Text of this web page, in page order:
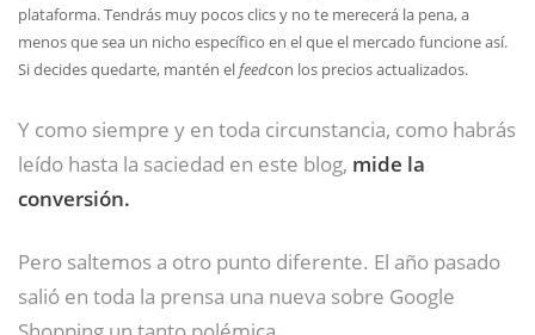
plataforma. Tendrás muy pocos clics y no te merecerá la pena, a
menos que sea un nicho específico en el que el mercado funcione así.
Si decides quedarte, mantén elfeedcon los precios actualizados.
Y como siempre y en toda circunstancia, como habrás
leído hasta la saciedad en este blog, mide la
conversión.
Pero saltemos a otro punto diferente. El año pasado
salió en toda la prensa una nueva sobre Google